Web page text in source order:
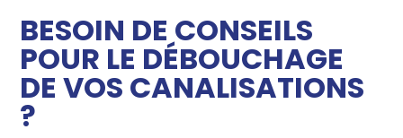
BESOIN DE CONSEILS
POUR LE DÉBOUCHAGE
DE VOS CANALISATIONS
?